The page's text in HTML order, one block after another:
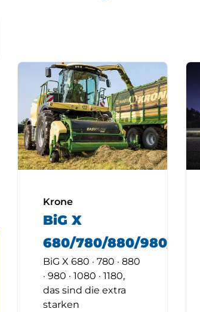
Krone
BiG X
680/780/880/980/
BiG X 680 · 780 · 880
· 980 · 1080 · 1180,
das sind die extra
starken